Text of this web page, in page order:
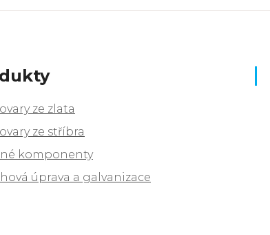
ze zlata
ze stříbra
komponenty
úprava a galvanizace